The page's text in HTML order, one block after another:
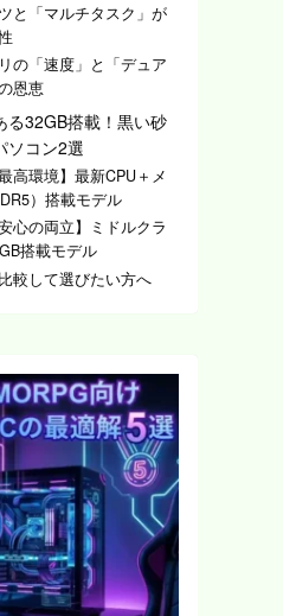
と「マルチタスク」が
の「速度」と「デュア
恩恵
る32GB搭載！黒い砂
ソコン2選
高環境】最新CPU＋メ
）搭載モデル
心の両立】ミドルクラ
搭載モデル
較して選びたい方へ